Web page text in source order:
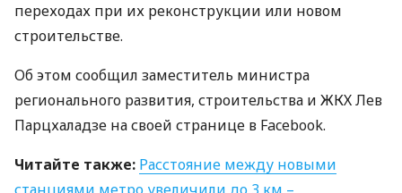
переходах при их реконструкции или новом
строительстве.
Об этом сообщил заместитель министра
регионального развития, строительства и ЖКХЛев
Парцхаладзе на своей странице в Facebook.
Читайте также: Расстояние между новыми